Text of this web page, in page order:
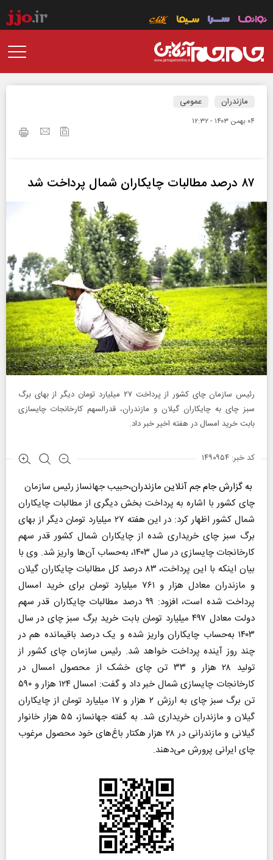
مازندران عمومی
۰۴ بهمن ۱۴۰۳ - ۱۲:۳۲
۸۷ درصد مطالبات چایکاران شمال پرداخت شد
رئیس سازمان چای کشور از پرداخت ۲۷ میلیارد تومان دیگر از بهای برگ
سبز چای به چایکاران گیلان و مازندران، قدرالسهم کارخانجات چایسازی
بابت خرید امسال در هفته اخیر خبر داد.
کد خبر: ۱۴۹۰۹۵۴
به گزارش جام جم آنلاین مازندران،حبیب جهانساز رئیس سازمان
چای کشور با اشاره به پرداخت بخش دیگری از مطالبات چایکاران
شمال کشور اظهار کرد: در این هفته ۲۷ میلیارد تومان دیگر از بهای
برگ سبز چای خریداری شده از چایکاران شمال کشور قدر سهم
کارخانجات چایسازی در سال ۱۴۰۳، به‌حساب آن‌ها واریز شد.
وی با
بیان اینکه با این پرداخت، ۸۳ درصد کل مطالبات چایکاران گیلان
و مازندران معادل هزار و ۷۶۱ میلیارد تومان برای خرید امسال
پرداخت شده است، افزود: ۹۹ درصد مطالبات چایکاران قدر سهم
دولت معادل ۴۹۷ میلیارد تومان بابت خرید برگ سبز چای در سال
۱۴۰۳ به‌حساب چایکاران واریز شده و یک درصد باقیمانده هم در
چند روز آینده پرداخت خواهد شد. رئیس سازمان چای کشور از
تولید ۲۸ هزار و ۳۳ تن چای خشک از محصول امسال در
کارخانجات چایسازی شمال خبر داد و گفت: امسال ۱۲۴ هزار و ۵۹۰
تن برگ سبز چای به ارزش ۲ هزار و ۱۷ میلیارد تومان از چایکاران
گیلان و مازندران خریداری شد.
به گفته جهانساز، ۵۵ هزار خانوار
گیلانی و مازندرانی در ۲۸ هزار هکتار باغ‌های خود محصول مرغوب
چای ایرانی پرورش می‌دهند.